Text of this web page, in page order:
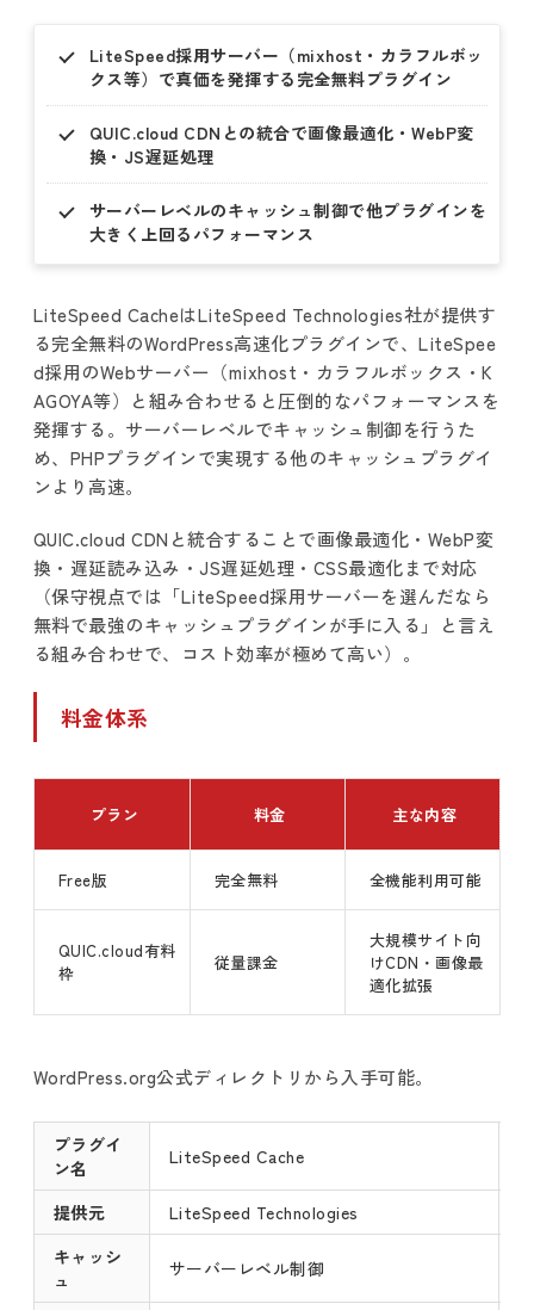
LiteSpeed採用サーバー（mixhost・カラフルボッ
クス等）で真価を発揮する完全無料プラグイン
QUIC.cloud CDNとの統合で画像最適化・WebP変
換・JS遅延処理
サーバーレベルのキャッシュ制御で他プラグインを
大きく上回るパフォーマンス
LiteSpeed CacheはLiteSpeed Technologies社が提供す
る完全無料のWordPress高速化プラグインで、LiteSpee
d採用のWebサーバー（mixhost・カラフルボックス・K
AGOYA等）と組み合わせると圧倒的なパフォーマンスを
発揮する。サーバーレベルでキャッシュ制御を行うた
め、PHPプラグインで実現する他のキャッシュプラグイ
ンより高速。
QUIC.cloud CDNと統合することで画像最適化・WebP変
換・遅延読み込み・JS遅延処理・CSS最適化まで対応
（保守視点では「LiteSpeed採用サーバーを選んだなら
無料で最強のキャッシュプラグインが手に入る」と言え
る組み合わせで、コスト効率が極めて高い）。
料金体系
プラン 料金 主な内容
Free版 完全無料 全機能利用可能
QUIC.cloud有料
枠
従量課金
大規模サイト向
けCDN・画像最
適化拡張
WordPress.org公式ディレクトリから入手可能。
プラグイ
ン名
LiteSpeed Cache
提供元
LiteSpeed Technologies
キャッシ
ュ
サーバーレベル制御